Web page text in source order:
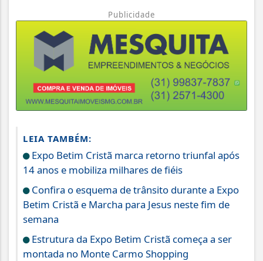
Publicidade
LEIA TAMBÉM:
Expo Betim Cristã marca retorno triunfal após
14 anos e mobiliza milhares de fiéis
Confira o esquema de trânsito durante a Expo
Betim Cristã e Marcha para Jesus neste fim de
semana
Estrutura da Expo Betim Cristã começa a ser
montada no Monte Carmo Shopping